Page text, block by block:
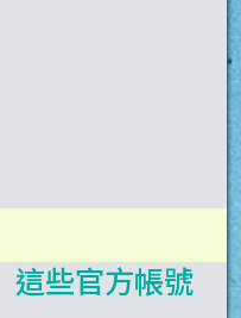
些官方帳號